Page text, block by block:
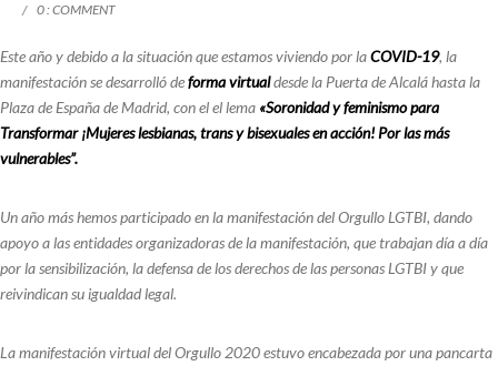
0 : COMMENT
Este año y debido a la situación que estamos viviendo por laCOVID-19, la
manifestación se desarrolló deforma virtualdesde la Puerta de Alcalá hasta la
Plaza de España de Madrid, con el el lema «Soronidad y feminismo para
Transformar¡Mujeres lesbianas, trans y bisexuales en acción! Por las más
vulnerables”.
Un año más hemos participado en la manifestación del Orgullo LGTBI, dando
apoyo a las entidades organizadoras de la manifestación, que trabajan día a día
por la sensibilización, la defensa de los derechos de las personas LGTBI y que
reivindican su igualdad legal.
La manifestación virtual del Orgullo 2020 estuvo encabezada por una pancarta